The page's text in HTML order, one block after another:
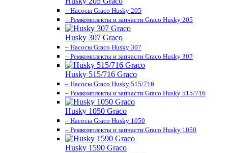
– Насосы Graco Husky 205
– Ремкомплекты и запчасти Graco Husky 205
Husky 307 Graco
– Насосы Graco Husky 307
– Ремкомплекты и запчасти Graco Husky 307
Husky 515/716 Graco
– Насосы Graco Husky 515/716
– Ремкомплекты и запчасти Graco Husky 515/716
Husky 1050 Graco
– Насосы Graco Husky 1050
– Ремкомплекты и запчасти Graco Husky 1050
Husky 1590 Graco